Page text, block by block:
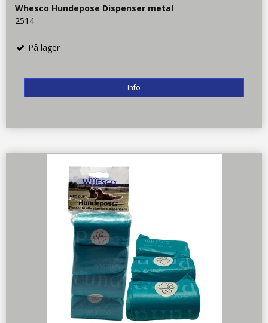
Whesco Hundepose Dispenser metal
2514
På lager
Info